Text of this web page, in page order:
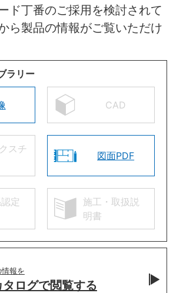
丁番のご採用を検討されて
ら製品の情報がご覧いただけ
ラリー
CAD
スチ
図面PDF
定
施工・取扱説
明書
情報を
ログで閲覧する